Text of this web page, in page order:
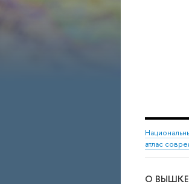
атлас
О ВЫШКЕ